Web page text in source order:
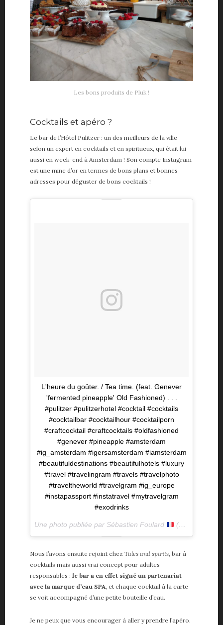
Les bons produits de Pluk !
Cocktails et apéro ?
Le bar de l’Hôtel Pulitzer : un des meilleurs de la ville
selon un expert en cocktails et en spiritueux, qui était lui
aussi en week-end à Amsterdam ! Son compte Instagram
est une mine d’or en termes de bons plans et bonnes
adresses pour déguster de bons cocktails !
L'heure du goûter. / Tea time. (feat. Genever
'fermented pineapple' Old Fashioned) . . .
#pulitzer #pulitzerhotel #cocktail #cocktails
#cocktailbar #cocktailhour #cocktailporn
#craftcocktail #craftcocktails #oldfashioned
#genever #pineapple #amsterdam
#ig_amsterdam #igersamsterdam #iamsterdam
#beautifuldestinations #beautifulhotels #luxury
#travel #travelingram #travels #travelphoto
#traveltheworld #travelgram #ig_europe
#instapassport #instatravel #mytravelgram
#exodrinks
Une photo publiée par Sébastien Foulard (@seb__f) le
Nous l’avons ensuite rejoint chez Tales and spirits, bar à
cocktails mais aussi vrai concept pour adultes
responsables : le bar a en effet signé un partenariat
avec la marque d’eau SPA, et chaque cocktail à la carte
se voit accompagné d’une petite bouteille d’eau.
Je ne peux que vous encourager à aller y prendre l’apéro.